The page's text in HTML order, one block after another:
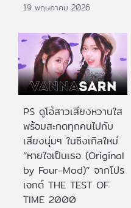
19 พฤษภาคม 2026
PS ดูโอ้สาวเสียงหวานใส
พร้อมสะกดทุกคนไปกับ
เสียงนุ่มๆ ในซิงเกิลใหม่
“หายใจเป็นเธอ (Original
by Four-Mod)” จากโปร
เจกต์ THE TEST OF
TIME 2000